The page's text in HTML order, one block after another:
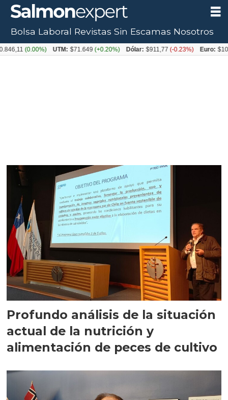
Tag:
Profundo análisis de la situación
actual de la nutrición y
alimentación de peces de cultivo
Bolsa Laboral Revistas Sin Escamas Nosotros
(0.00%) UTM: $71.649(+0.20%) Dólar: $911,77(-0.23%) Euro: